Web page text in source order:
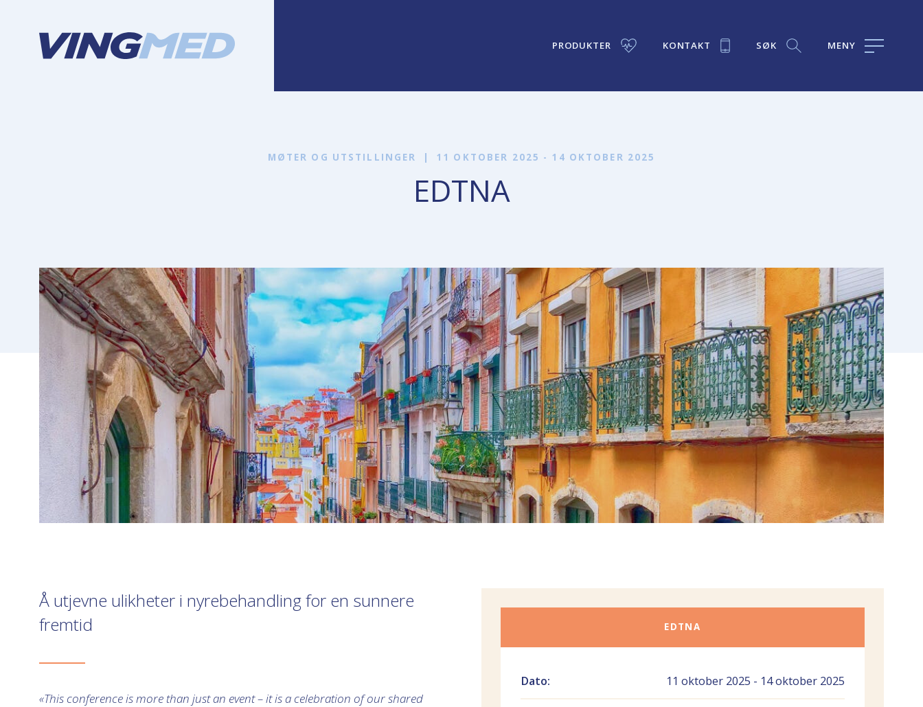
PRODUKTER KONTAKT SØK MENY
MØTER OG UTSTILLINGER 11 OKTOBER 2025 - 14 OKTOBER 2025
EDTNA
Å utjevne ulikheter i nyrebehandling for en sunnere
fremtid
«This conference is more than just an event – it is a celebration of our shared
EDTNA
Dato: 11 oktober 2025 - 14 oktober 2025